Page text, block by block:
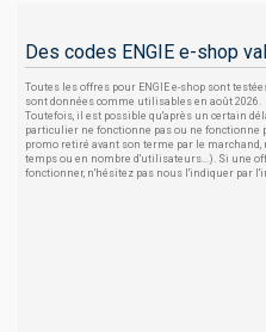
Des codes ENGIE e-shop
Toutes les offres pour ENGIE e-shop sont
sont données comme utilisables en août 2026.
Toutefois, il est possible qu'après un certain
particulier ne fonctionne pas ou ne fonctionne
promo retiré avant son terme par le
temps ou en nombre d'utilisateurs...). Si une
fonctionner, n'hésitez pas nous l'indiquer par